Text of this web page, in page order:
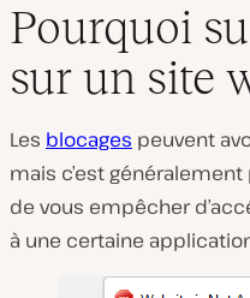
Pourquoi
sur un site
Les blocages peuvent
mais c’est
de vous empêcher
à une certaine